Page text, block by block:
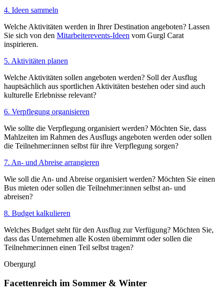
4. Ideen sammeln
Welche Aktivitäten werden in Ihrer Destination angeboten? Lassen
Sie sich von den Mitarbeiterevents-Ideen vom Gurgl Carat
inspirieren.
5. Aktivitäten planen
Welche Aktivitäten sollen angeboten werden? Soll der Ausflug
hauptsächlich aus sportlichen Aktivitäten bestehen oder sind auch
kulturelle Erlebnisse relevant?
6. Verpflegung organisieren
Wie sollte die Verpflegung organisiert werden? Möchten Sie, dass
Mahlzeiten im Rahmen des Ausflugs angeboten werden oder sollen
die Teilnehmer:innen selbst für ihre Verpflegung sorgen?
7. An- und Abreise arrangieren
Wie soll die An- und Abreise organisiert werden? Möchten Sie einen
Bus mieten oder sollen die Teilnehmer:innen selbst an- und
abreisen?
8. Budget kalkulieren
Welches Budget steht für den Ausflug zur Verfügung? Möchten Sie,
dass das Unternehmen alle Kosten übernimmt oder sollen die
Teilnehmer:innen einen Teil selbst tragen?
Obergurgl
Facettenreich im Sommer & Winter